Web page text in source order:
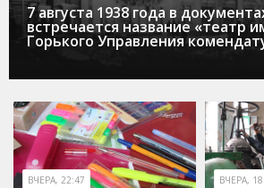
7 августа 1938 года в
встречается название «театр
Горького Управления
ВЧЕРА, 22:47 ВЧЕРА,